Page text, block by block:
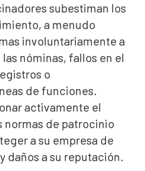
subestiman los
a menudo
involuntariamente a
nóminas, fallos en el
o
de funciones.
activamente el
de patrocinio
a su empresa de
daños a su reputación.